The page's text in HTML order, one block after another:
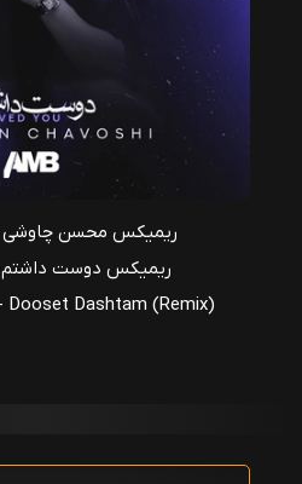
ریمیکس محسن
ریمیکس دوست
Dooset Dashtam (Remix)